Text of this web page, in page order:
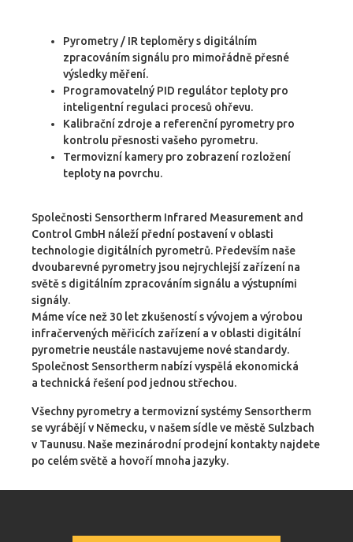
Pyrometry / IR teploměry s digitálním
zpracováním signálu pro mimořádně přesné
výsledky měření.
Programovatelný PID regulátor teploty pro
inteligentní regulaci procesů ohřevu.
Kalibrační zdroje a referenční pyrometry pro
kontrolu přesnosti vašeho pyrometru.
Termovizní kamery pro zobrazení rozložení
teploty na povrchu.
Společnosti Sensortherm Infrared Measurement and
Control GmbH náleží přední postavení v oblasti
technologie digitálních pyrometrů. Především naše
dvoubarevné pyrometry jsou nejrychlejší zařízení na
světě s digitálním zpracováním signálu a výstupními
signály.
Máme více než 30 let zkušeností s vývojem a výrobou
infračervených měřicích zařízení a v oblasti digitální
pyrometrie neustále nastavujeme nové standardy.
Společnost Sensortherm nabízí vyspělá ekonomická
a technická řešení pod jednou střechou.
Všechny pyrometry a termovizní systémy Sensortherm
se vyrábějí v Německu, v našem sídle ve městě Sulzbach
v Taunusu. Naše mezinárodní prodejní kontakty najdete
po celém světě a hovoří mnoha jazyky.